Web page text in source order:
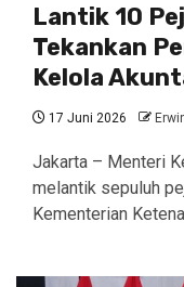
Lantik 10
Tekankan
Kelola
17 Juni 2026
Jakarta – Menteri
melantik sepuluh
Kementerian